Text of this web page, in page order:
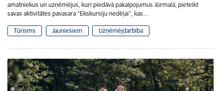
amatniekus un uzņēmējus, kuri piedāvā pakalpojumus Jūrmalā, pieteikt
savas aktivitātes pavasara “Ekskursiju nedēļai”, kas…
Tūrisms Jauniešiem Uzņēmējdarbība